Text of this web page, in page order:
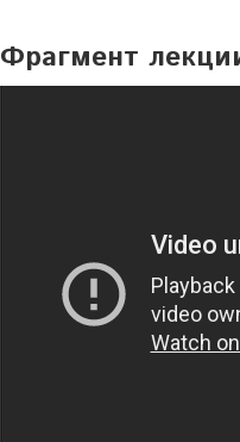
Фрагмент